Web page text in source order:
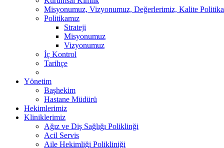
Misyonumuz, Vizyonumuz, Değerlerimiz, Kalite
Politikamız
Strateji
Misyonumuz
Vizyonumuz
İç Kontrol
Tarihçe
Yönetim
Başhekim
Hastane Müdürü
Hekimlerimiz
Kliniklerimiz
Ağız ve Diş Sağlığı Poliklinği
Acil Servis
Aile Hekimliği Polikliniği